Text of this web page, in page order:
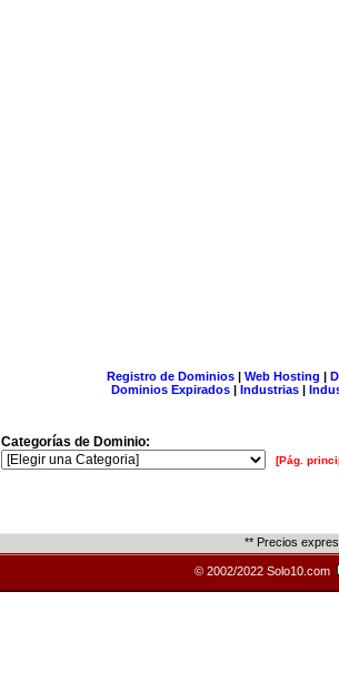
Registro de Dominios| Web Hosting |
Dominios Expirados | Industrias |
Categorías de Dominio:
[Pág.
** Precios
© 2002/2022 Solo10.com